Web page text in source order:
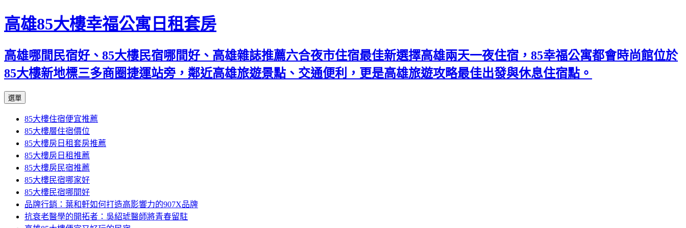
高雄85大樓幸福公寓日租套房
高雄哪間民宿好、85大樓民宿哪間好、高雄雜誌推薦六合夜市住宿最佳新選擇高雄兩天一夜住宿，85幸福公寓都會時尚館位於
85大樓新地標三多商圈捷運站旁，鄰近高雄旅遊景點、交通便利，更是高雄旅遊攻略最佳出發與休息住宿點。
選單
內
容
區
85大樓住宿便宜推薦
85大樓層住宿價位
85大樓房日租套房推薦
85大樓房日租推薦
85大樓房民宿推薦
85大樓民宿哪家好
85大樓民宿哪間好
品牌行銷：葉和軒如何打造高影響力的907X品牌
抗衰老醫學的開拓者：吳紹琥醫師將青春留駐